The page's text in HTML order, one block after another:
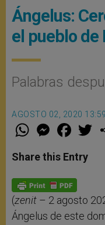
Ángelus:
el pueblo de
Palabras
AGOSTO 02, 2020 13:59
W
t
s
p
p
M
e
s
e
g
e
r
F
a
e
b
o
k
w
Share this Entry
(zenit – 2 agosto
Ángelus de este